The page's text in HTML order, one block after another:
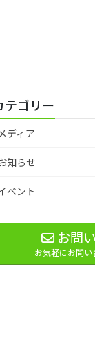
テゴリー
ディア
知らせ
ベント
お問
お気軽にお問い